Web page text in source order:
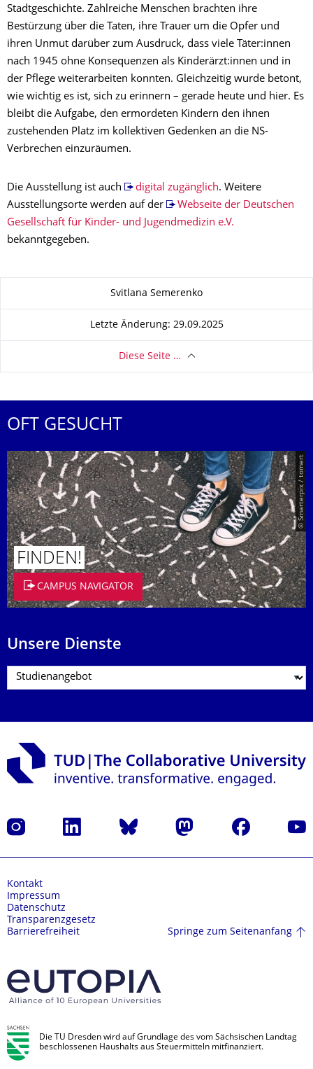
Stadtgeschichte. Zahlreiche Menschen brachten ihre
Bestürzung über die Taten, ihre Trauer um die Opfer und
ihren Unmut darüber zum Ausdruck, dass viele Täter:innen
nach 1945 ohne Konsequenzen als Kinderärzt:innen und in
der Pflege weiterarbeiten konnten. Gleichzeitig wurde betont,
wie wichtig es ist, sich zu erinnern – gerade heute und hier. Es
bleibt die Aufgabe, den ermordeten Kindern den ihnen
zustehenden Platz im kollektiven Gedenken an die NS-
Verbrechen einzuräumen.
Die Ausstellung ist auch digital zugänglich. Weitere
Ausstellungsorte werden auf der
Webseite der Deutschen
Gesellschaft für Kinder- und Jugendmedizin e.V.
bekanntgegeben.
Svitlana Semerenko
Letzte Änderung: 29.09.2025
Diese Seite …
OFT GESUCHT
© Smarterpix / tomert
FINDEN!
CAMPUS NAVIGATOR
Unsere Dienste
Instagram LinkedIn Bluesky Mastodon Facebook
Kontakt
Impressum
Datenschutz
Transparenzgesetz
Barrierefreiheit
Springe zum Seitenanfang
Die TU Dresden wird auf Grundlage des vom Sächsischen Landtag
beschlossenen Haushalts aus Steuermitteln mitfinanziert.